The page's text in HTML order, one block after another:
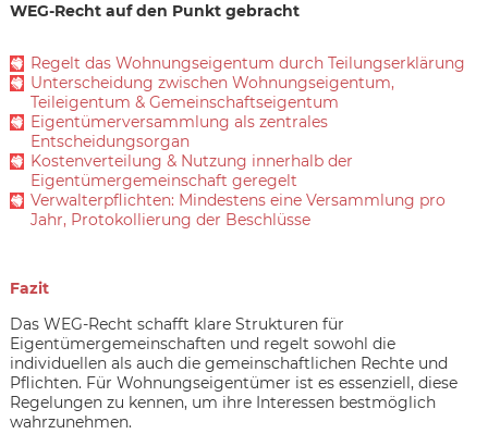
WEG-Recht auf den Punkt gebracht
Regelt das Wohnungseigentum durch Teilungserklärung
Unterscheidung zwischen Wohnungseigentum,
Teileigentum & Gemeinschaftseigentum
Eigentümerversammlung als zentrales
Entscheidungsorgan
Kostenverteilung & Nutzung innerhalb der
Eigentümergemeinschaft geregelt
Verwalterpflichten: Mindestens eine Versammlung pro
Jahr, Protokollierung der Beschlüsse
Fazit
Das WEG-Recht schafft klare Strukturen für
Eigentümergemeinschaften und regelt sowohl die
individuellen als auch die gemeinschaftlichen Rechte und
Pflichten. Für Wohnungseigentümer ist es essenziell, diese
Regelungen zu kennen, um ihre Interessen bestmöglich
wahrzunehmen.